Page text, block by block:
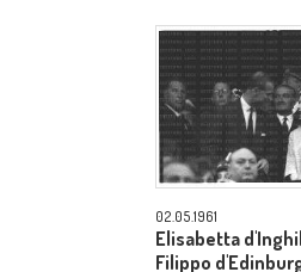
02.05.1961
Elisabetta
Filippo